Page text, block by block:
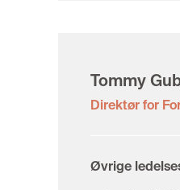
Tommy
Direktør for
Øvrige